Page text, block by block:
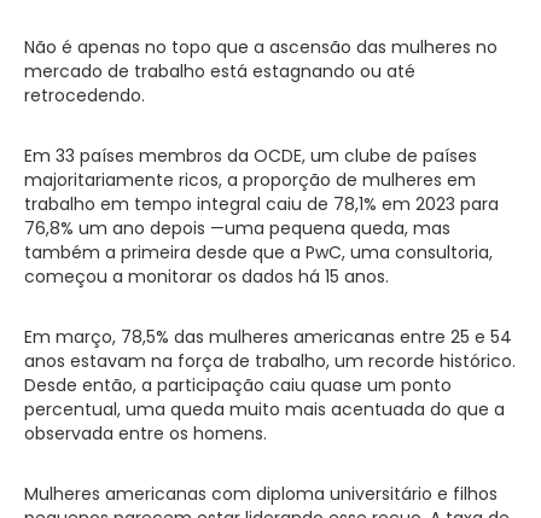
Não é apenas no topo que a ascensão das mulheres no
mercado de trabalho está estagnando ou até
retrocedendo.
Em 33 países membros da OCDE, um clube de países
majoritariamente ricos, a proporção de mulheres em
trabalho em tempo integral caiu de 78,1% em 2023 para
76,8% um ano depois —uma pequena queda, mas
também a primeira desde que a PwC, uma consultoria,
começou a monitorar os dados há 15 anos.
Em março, 78,5% das mulheres americanas entre 25 e 54
anos estavam na força de trabalho, um recorde histórico.
Desde então, a participação caiu quase um ponto
percentual, uma queda muito mais acentuada do que a
observada entre os homens.
Mulheres americanas com diploma universitário e filhos